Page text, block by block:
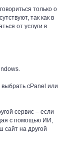
только о
так как в
от услуги в
cPanel или
сервис – если
с помощью ИИ,
сайт на другой